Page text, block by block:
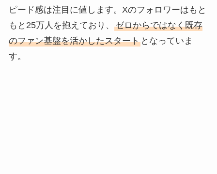
ピード感は注目に値します。Xのフォロワーはもと
もと25万人を抱えており、 ゼロからではなく既存
のファン基盤を活かしたスタートとなっていま
す。